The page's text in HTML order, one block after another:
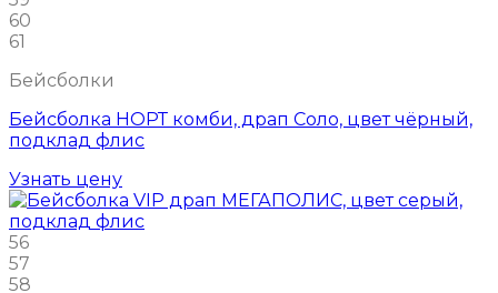
60
61
Бейсболки
Бейсболка НОРТ комби, драп Соло, цвет чёрный,
подклад флис
Узнать цену
56
57
58